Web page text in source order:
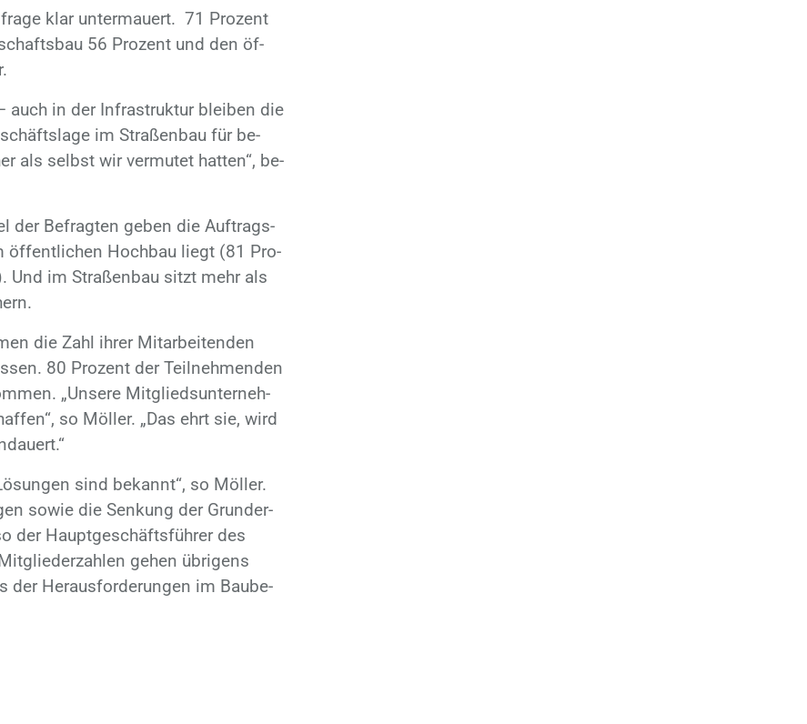
klar un­ter­mau­ert. 71 Pro­zent
56 Pro­zent und den öf­
auch in der In­fra­struk­tur blei­ben die
im Stra­ßen­bau für be­
als selbst wir ver­mu­tet hat­ten“, be­
der Be­frag­ten ge­ben die Auf­trags­
öf­fent­li­chen Hoch­bau liegt (81 Pro­
im Stra­ßen­bau sitzt mehr als
die Zahl ih­rer Mit­ar­bei­ten­den
80 Pro­zent der Teil­neh­men­den
„Un­se­re Mit­glieds­un­ter­neh­
so Möl­ler. „Das ehrt sie, wird
sind be­kannt“, so Möl­ler.
so­wie die Sen­kung der Grund­er­
der Haupt­ge­schäfts­füh­rer des
ge­hen üb­ri­gens
der Her­aus­for­de­run­gen im Bau­be­